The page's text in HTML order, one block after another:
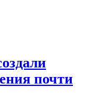
почти